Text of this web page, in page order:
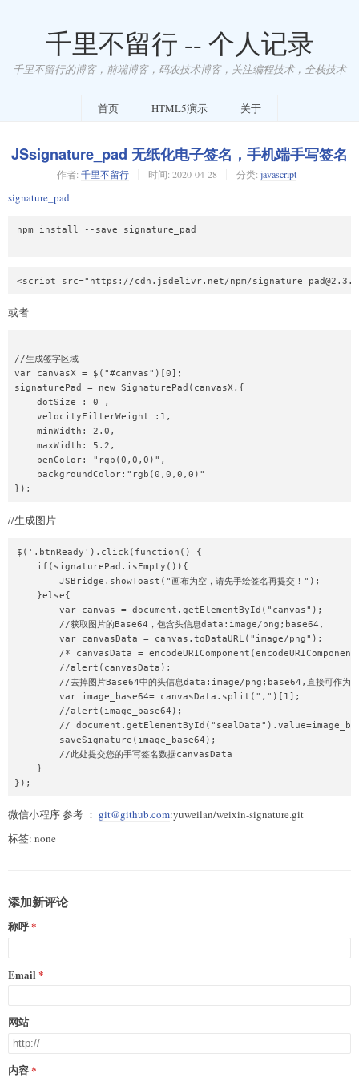
千里不留行 -- 个人记录
千里不留行的博客，前端博客，码农技术博客，关注编程技术，全栈技术
首页 HTML5演示 关于
JSsignature_pad 无纸化电子签名，手机端手写签名
作者: 千里不留行 时间: 2020-04-28 分类: javascript
signature_pad
npm install --save signature_pad
或者
//生成签字区域
var canvasX = $("#canvas")[0];
signaturePad = new SignaturePad(canvasX,{
    dotSize : 0 ,
    velocityFilterWeight :1,
    minWidth: 2.0,
    maxWidth: 5.2,
    penColor: "rgb(0,0,0)",
    backgroundColor:"rgb(0,0,0,0)"
});
//生成图片
$('.btnReady').click(function() {
    if(signaturePad.isEmpty()){
        JSBridge.showToast("画布为空，请先手绘签名再提交！");
    }else{
        var canvas = document.getElementById("canvas");
        //获取图片的Base64，包含头信息data:image/png;base64,
        var canvasData = canvas.toDataURL("image/png");
/* canvasData =
        //alert(canvasData);
//去掉图片Base64中的头信息data:image/png;base64,直接可作为
        var image_base64= canvasData.split(",")[1];
        //alert(image_base64);
//
        saveSignature(image_base64);
        //此处提交您的手写签名数据canvasData
    }
微信小程序 参考 ： git@github.com:yuweilan/weixin-signature.git
标签: none
添加新评论
称呼
Email
网站
内容